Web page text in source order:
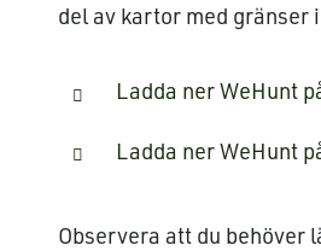
del av kartor med gränser
Ladda ner WeHunt
Ladda ner WeHunt
Observera att du behöver